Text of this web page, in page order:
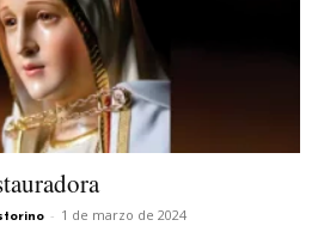
- 1 de marzo de 2024